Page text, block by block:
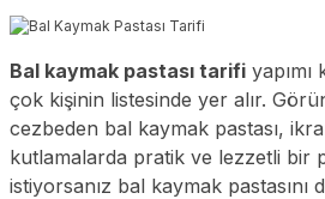
Bal kaymak pastası tarifiyapımı
çok kişinin listesinde yer alır.
cezbeden bal kaymak pastası,
kutlamalarda pratik ve lezzetli bir
istiyorsanız bal kaymak pastasını